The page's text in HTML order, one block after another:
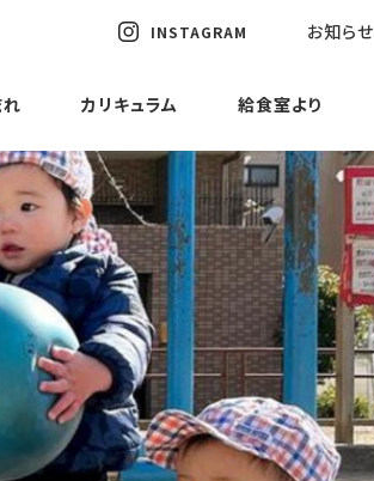
INSTAGRAM お知らせ
カリキュラム 給食室より